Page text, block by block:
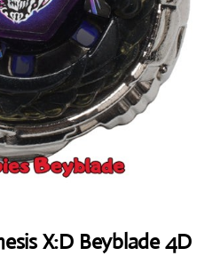
X:D Beyblade 4D